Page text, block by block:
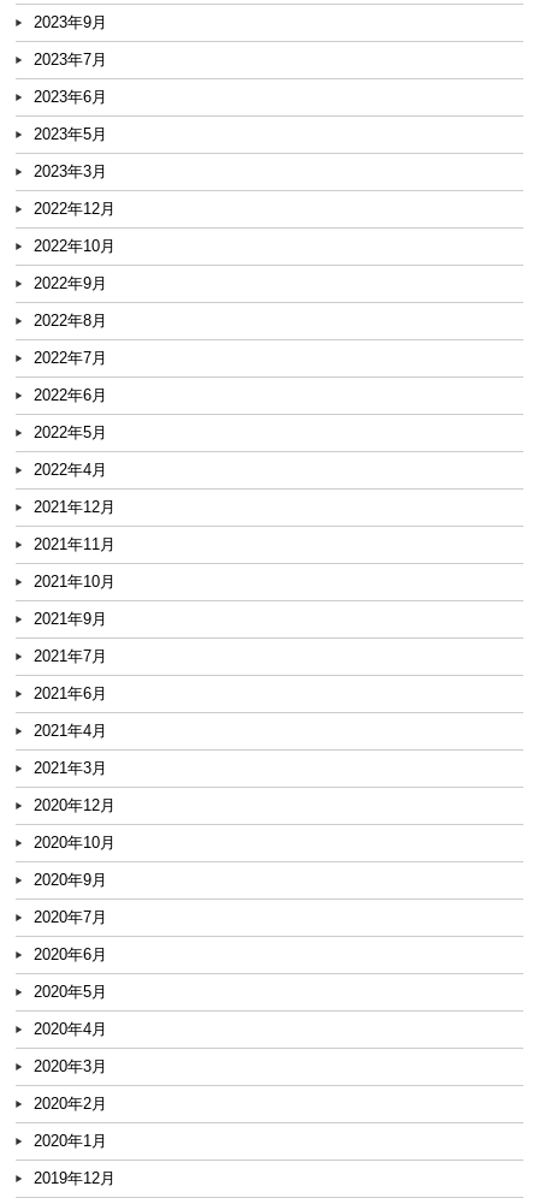
2023年9月
2023年7月
2023年6月
2023年5月
2023年3月
2022年12月
2022年10月
2022年9月
2022年8月
2022年7月
2022年6月
2022年5月
2022年4月
2021年12月
2021年11月
2021年10月
2021年9月
2021年7月
2021年6月
2021年4月
2021年3月
2020年12月
2020年10月
2020年9月
2020年7月
2020年6月
2020年5月
2020年4月
2020年3月
2020年2月
2020年1月
2019年12月